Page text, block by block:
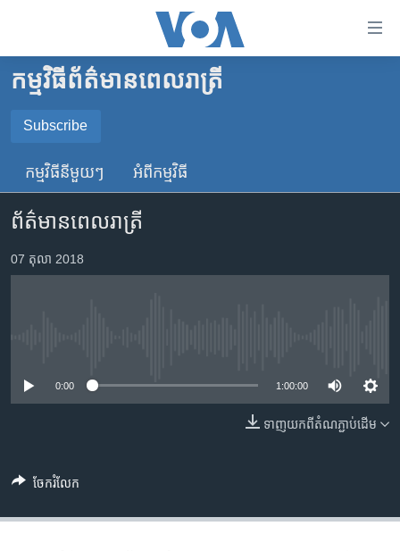
គេហទំព័រ​
ទាក់ទង
រំលង​
ទំព័រ​
ព័ត៌មាន​​
តែ​
ម្តង
រចនា
ចូល​
កម្ពុជា
អន្តរជាតិ
ចិន
ហេឡូវីអូអេ
កម្ពុជាច្នៃប្រតិដ្ឋ
កម្មវិធីទាំងអស់
បណ្តាញ​សង្គម
កម្មវិធី​ព័ត៌មាន​ពេលរាត្រី
Subscribe
SUBSCRIBE
YouTube Music
កម្មវិធី​នីមួយៗ អំពី​កម្មវិធី​
ព័ត៌មានពេលរាត្រី
07 តុលា 2018
0:00 1:00:00
ទាញ​យក​ពី​តំណភ្ជាប់​ដើម
ចែករំលែក